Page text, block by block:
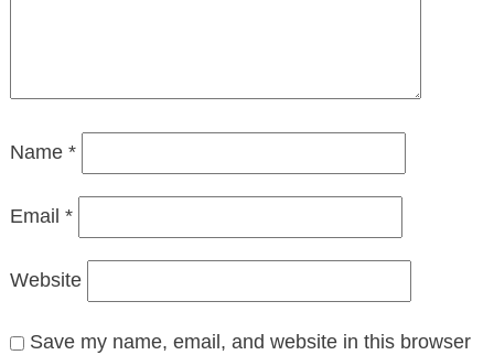
Name *
Email *
Website
Save my name, email, and website in this browser